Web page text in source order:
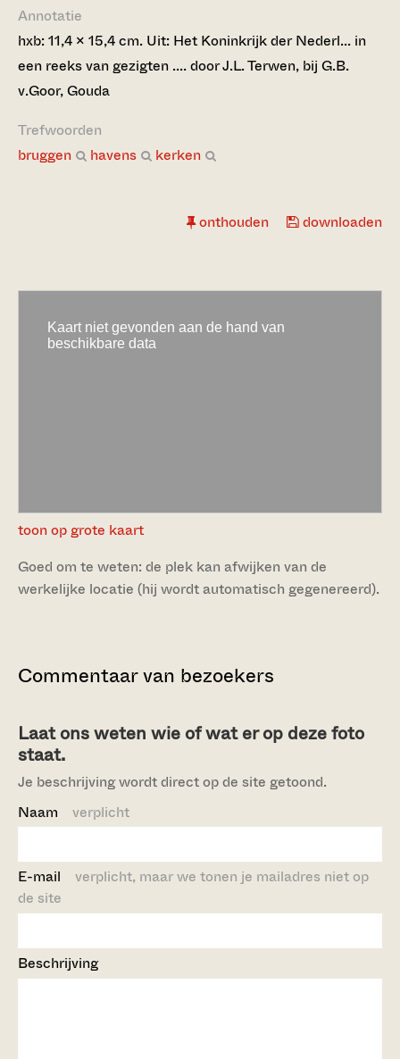
Annotatie
hxb: 11,4 x 15,4 cm. Uit: Het Koninkrijk der Nederl... in
een reeks van gezigten .... door J.L. Terwen, bij G.B.
v.Goor, Gouda
Trefwoorden
bruggen
havens kerken
onthouden downloaden
toon op grote kaart
Goed om te weten: de plek kan afwijken van de
werkelijke locatie (hij wordt automatisch gegenereerd).
Commentaar van bezoekers
Laat ons weten wie of wat er op deze foto
staat.
Je beschrijving wordt direct op de site getoond.
Naam verplicht
E-mail verplicht, maar we tonen je mailadres niet op
de site
Beschrijving